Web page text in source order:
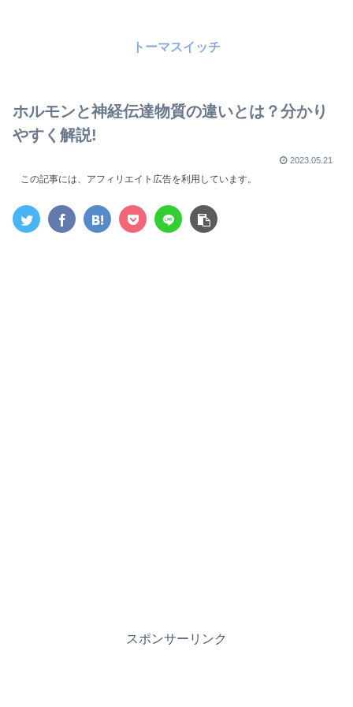
トーマスイッチ
ホルモンと神経伝達物質の違いとは？分かり
やすく解説!
2023.05.21
この記事には、アフィリエイト広告を利用しています。
スポンサーリンク